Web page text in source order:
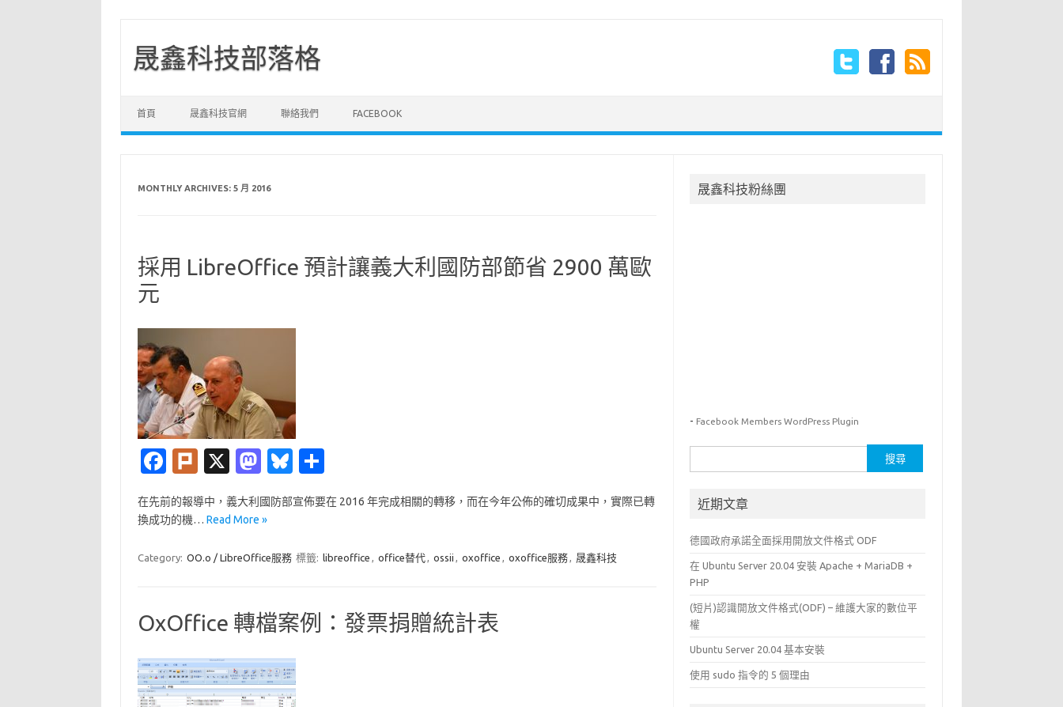
晟鑫科技部落格
首頁 晟鑫科技官網 聯絡我們 FACEBOOK
MONTHLY ARCHIVES: 5 月 2016
採用 LibreOffice 預計讓義大利國防部節省 2900 萬歐
元
Fa
e
o
k
Pl
k
X
M
t
d
n
Bl
es
y
在先前的報導中，義大利國防部宣佈要在 2016 年完成相關的轉移，而在今年公佈的確切成果中，實際已轉
換成功的機… Read More »
Category: OO.o / LibreOffice服務 標籤: libreoffice , office替代, ossii , oxoffice , oxoffice服務, 晟鑫科技
OxOffice 轉檔案例：發票捐贈統計表
晟鑫科技粉絲團
- Facebook Members WordPress Plugin
尋
鍵近期文章
德國政府承諾全面採用開放文件格式 ODF
在 Ubuntu Server 20.04 安裝 Apache + MariaDB +
PHP
(短片)認識開放文件格式(ODF) – 維護大家的數位平
權
Ubuntu Server 20.04 基本安裝
使用 sudo 指令的 5 個理由